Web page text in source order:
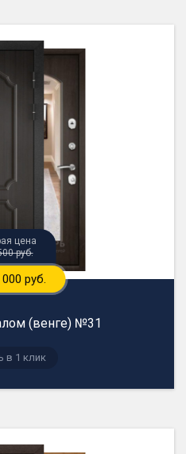
руб.
руб.
(венге) №31
в 1 клик